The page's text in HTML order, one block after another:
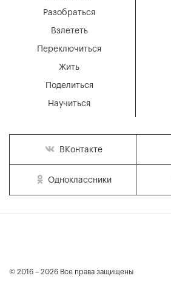
Разобраться
Взлететь
Переключиться
Жить
Поделиться
Научиться
ВКонтакте
Одноклассники
© 2016 – 2026 Все права защищены